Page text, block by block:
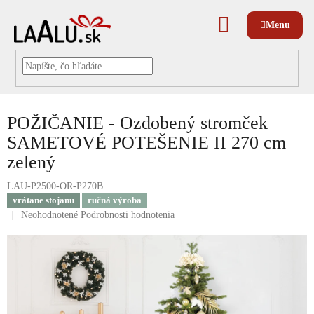
NÁKUPNÝ
KOŠÍK
POŽIČANIE - Ozdobený stromček
SAMETOVÉ POTEŠENIE II 270 cm
zelený
LAU-P2500-OR-P270B
vrátane stojanu
ručná výroba
Priemerné
Neohodnotené Podrobnosti hodnotenia